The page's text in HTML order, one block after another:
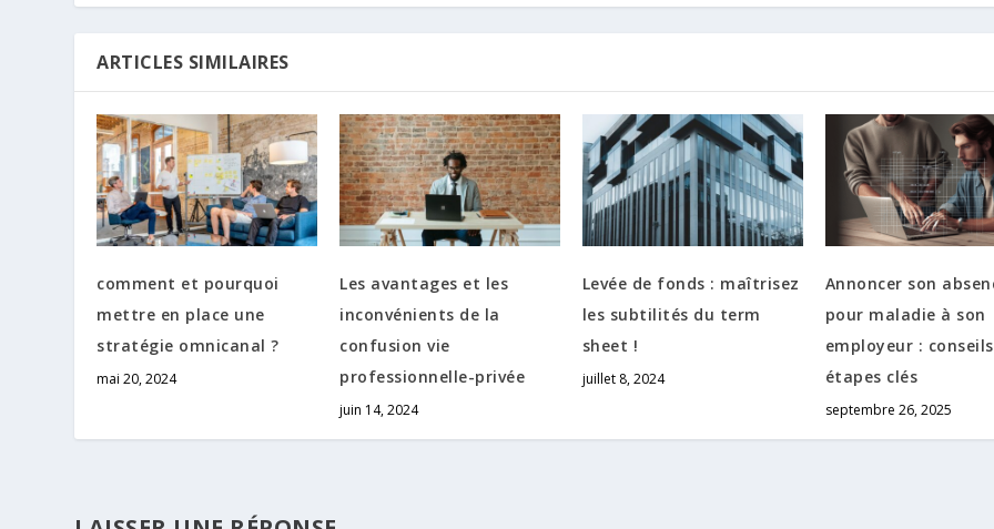
ARTICLES SIMILAIRES
comment et pourquoi
mettre en place une
stratégie omnicanal ?
mai 20, 2024
Les avantages et les
inconvénients de la
confusion vie
professionnelle-privée
juin 14, 2024
Levée de fonds : maîtrisez
les subtilités du term
sheet !
juillet 8, 2024
Annoncer son
pour maladie à son
employeur :
étapes clés
septembre 26, 2025